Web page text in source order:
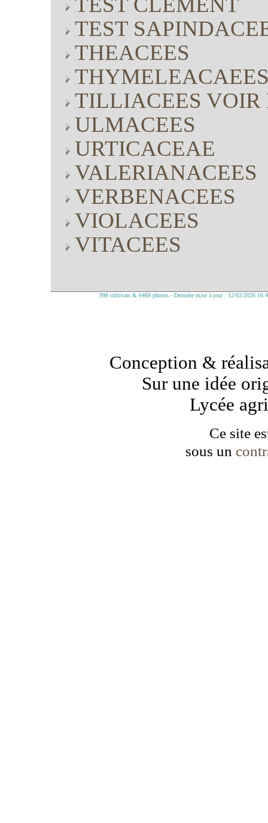
TEST
THEACEES
TILLIACEES VOIR
ULMACEES
URTICACEAE
VALERIANACEES
VERBENACEES
VIOLACEES
VITACEES
998 cultivars & 6468 photos - Dernière mise à jour : 12/02/2026
Conception &
Sur une idée
Lycée
Ce site
sous un